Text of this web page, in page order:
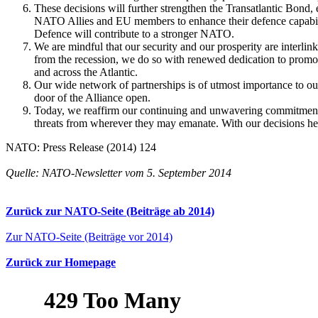
These decisions will further strengthen the Transatlantic
NATO Allies and EU members to enhance their defence
Defence will contribute to a stronger NATO.
We are mindful that our security and our prosperity are
from the recession, we do so with renewed dedication to
and across the Atlantic.
Our wide network of partnerships is of utmost importance to
door of the Alliance open.
Today, we reaffirm our continuing and unwavering
threats from wherever they may emanate. With our decisions
NATO: Press Release (2014) 124
Quelle: NATO-Newsletter vom 5. September 2014
Zurück zur NATO-Seite (Beiträge ab 2014)
Zur NATO-Seite (Beiträge vor 2014)
Zurück zur Homepage